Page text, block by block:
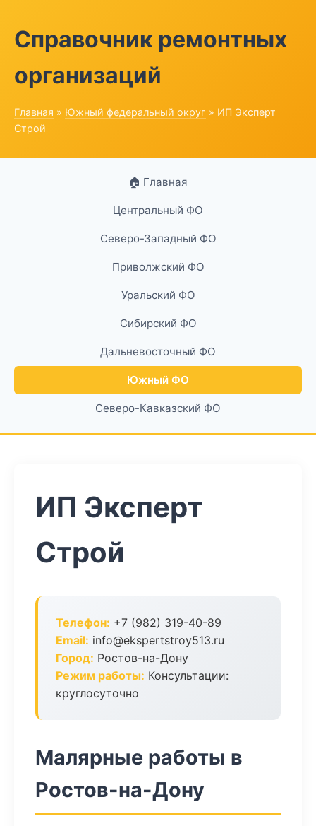
Справочник ремонтных
организаций
Главная » Южный федеральный округ » ИП Эксперт
Строй
🏠 Главная
Центральный ФО
Северо-Западный ФО
Приволжский ФО
Уральский ФО
Сибирский ФО
Дальневосточный ФО
Южный ФО
Северо-Кавказский ФО
ИП Эксперт
Строй
Телефон: +7 (982) 319-40-89
Email: info@ekspertstroy513.ru
Город: Ростов-на-Дону
Режим работы: Консультации:
круглосуточно
Малярные работы в
Ростов-на-Дону